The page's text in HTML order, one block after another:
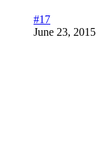
#17
June 23, 2015